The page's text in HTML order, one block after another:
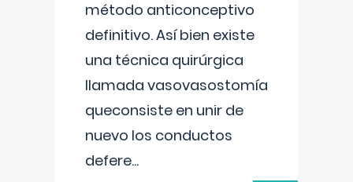
método anticonceptivo
definitivo. Así bien existe
una técnica quirúrgica
llamada vasovasostomía
queconsiste en unir de
nuevo los conductos
defere...